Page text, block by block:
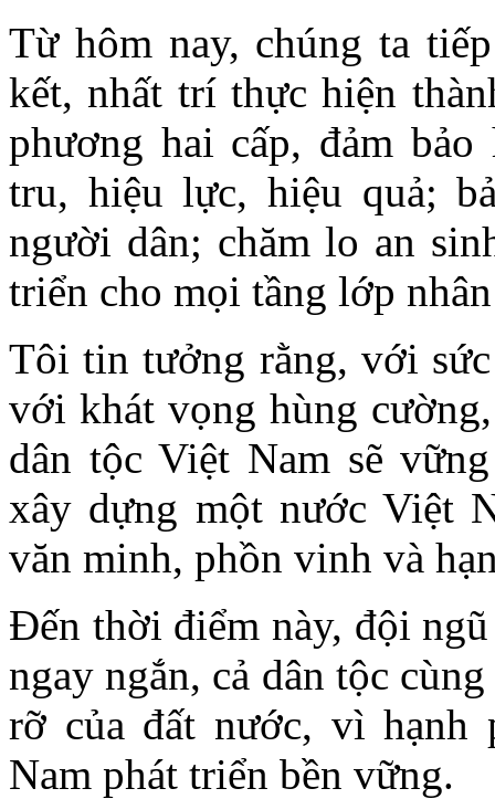
Từ hôm nay, chúng ta
kết, nhất trí thực hiện
phương hai cấp, đảm
tru, hiệu lực, hiệu quả;
người dân; chăm lo an
triển cho mọi tầng lớp
Tôi tin tưởng rằng, với
với khát vọng hùng
dân tộc Việt Nam sẽ
xây dựng một nước Việt
văn minh, phồn vinh và
Đến thời điểm này, đội
ngay ngắn, cả dân tộc
rỡ của đất nước, vì hạnh
Nam phát triển bền vững.